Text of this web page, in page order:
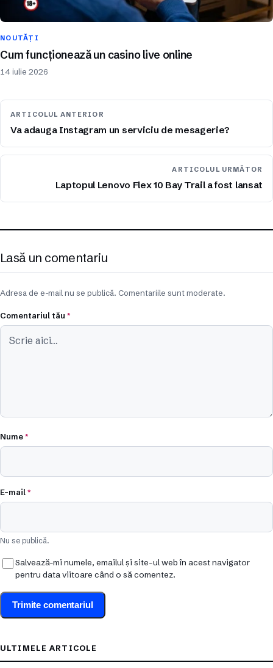
NOUTĂȚI
Cum funcționează un casino live online
14 iulie 2026
ARTICOLUL ANTERIOR
Va adauga Instagram un serviciu de mesagerie?
ARTICOLUL URMĂTOR
Laptopul Lenovo Flex 10 Bay Trail a fost lansat
Lasă un comentariu
Adresa de e-mail nu se publică. Comentariile sunt moderate.
Comentariul tău *
Nume*
E-mail*
Nu se publică.
Salvează-mi numele, emailul și site-ul web în acest navigator
pentru data viitoare când o să comentez.
ULTIMELE ARTICOLE